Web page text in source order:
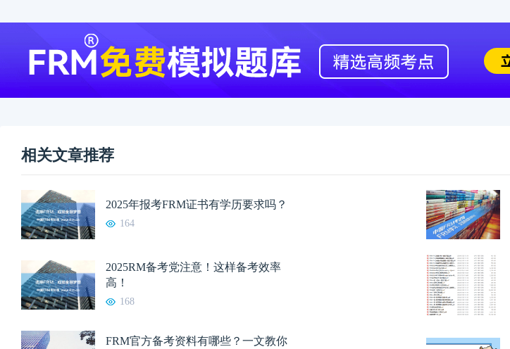
相关文章推荐
2025年报考FRM证书有学历要求吗？
164
2025RM备考党注意！这样备考效率
高！
168
FRM官方备考资料有哪些？一文教你